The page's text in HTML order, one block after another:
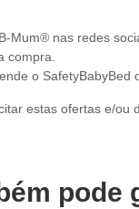
Mum® nas redes
compra.
o SafetyBabyBed
estas ofertas e/ou
pode